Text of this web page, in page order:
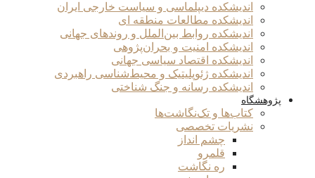
اندیشکده دیپلماسی و سیاست خارجی ایران
اندیشکده مطالعات منطقه ای
اندیشکده روابط بین‌الملل و روندهای جهانی
اندیشکده امنیت و بحران‌پژوهی
اندیشکده اقتصاد سیاسی جهانی
اندیشکده ژئوپلیتیک و محیط‌شناسی راهبردی
اندیشکده رسانه و جنگ شناختی
پژوهشگاه
کتاب‌ها و تک‌نگاشت‌ها
نشریات تخصصی
چشم انداز
قلمرو
ره نگاشت